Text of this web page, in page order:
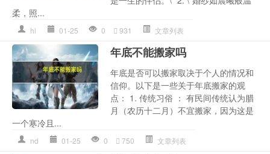
柔，照...
hl 01-25 0 931 文章列表
年底不能搬家吗
年底是否可以搬家取决于个人的情况和
信仰。以下是一些关于年底搬家的观
点： 1. 传统习俗 ： 有民间传统认为腊
月（农历十二月）不宜搬家，因为这是
一个寒冷且...
nd 01-25 0 750 文章列表